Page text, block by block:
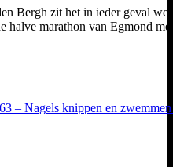
Bergh zit het in ieder geval
halve marathon van Egmond
– Nagels knippen en